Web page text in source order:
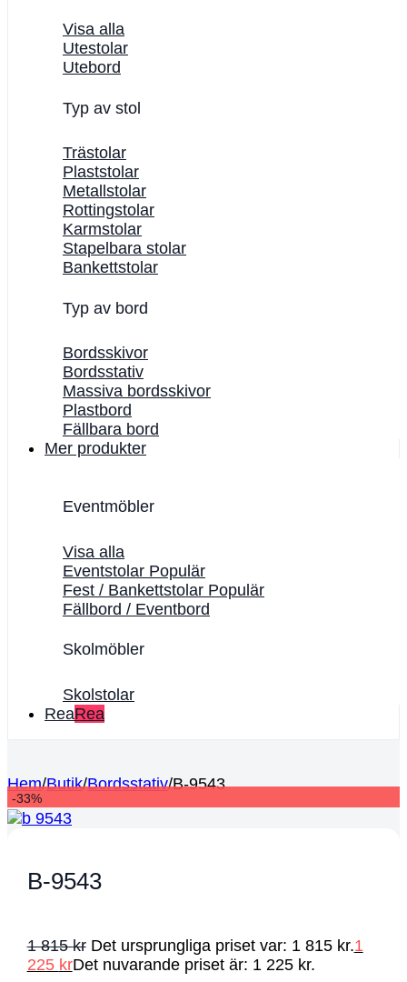
Visa alla
Utestolar
Utebord
Typ av stol
Trästolar
Plaststolar
Metallstolar
Rottingstolar
Karmstolar
Stapelbara stolar
Bankettstolar
Typ av bord
Bordsskivor
Bordsstativ
Massiva bordsskivor
Plastbord
Fällbara bord
Mer produkter
Eventmöbler
Visa alla
Eventstolar
Fest / Bankettstolar
Fällbord / Eventbord
Skolmöbler
Skolstolar
Rea
Hem/Butik/Bordsstativ/B-9543
-33%
B-9543
1 815kr Det ursprungliga priset var: 1 815 kr.1
225 krDet nuvarande priset är: 1 225 kr.